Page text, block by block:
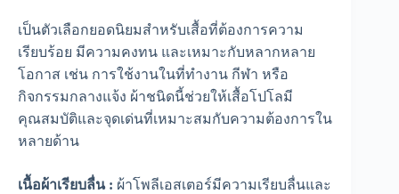
เป็นตัวเลือกยอดนิยมสำหรับเสื้อที่ต้องการความ
เรียบร้อย มีความคงทน และเหมาะกับหลากหลาย
โอกาส เช่น การใช้งานในที่ทำงาน กีฬา หรือ
กิจกรรมกลางแจ้ง ผ้าชนิดนี้ช่วยให้เสื้อโปโลมี
คุณสมบัติและจุดเด่นที่เหมาะสมกับความต้องการใน
หลายด้าน
เนื้อผ้าเรียบลื่น : ผ้าโพลีเอสเตอร์มีความเรียบลื่นและ